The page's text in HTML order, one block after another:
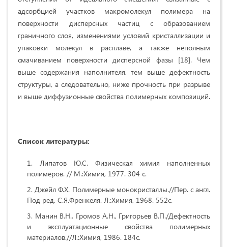
адсорбцией участков макромолекул полимера на
поверхности дисперсных частиц с образованием
граничного слоя, изменениями условий кристаллизации и
упаковки молекул в расплаве, а также неполным
смачиванием поверхности дисперсной фазы [18]. Чем
выше содержания наполнителя, тем выше дефектность
структуры, а следовательно, ниже прочность при разрыве
и выше диффузионные свойства полимерных композиций.
Список литературы:
Липатов Ю.С. Физическая химия наполненных
полимеров. // М.:Химия, 1977. 304 с.
Джейл Ф.Х. Полимерные монокристаллы.//Пер. с англ.
Под ред. С.Я.Френкеля. Л.:Химия, 1968. 552с.
Манин В.Н., Громов А.Н., Григорьев В.П./Дефектность
и эксплуатационные свойства полимерных
материалов.//Л.:Химия, 1986. 184с.